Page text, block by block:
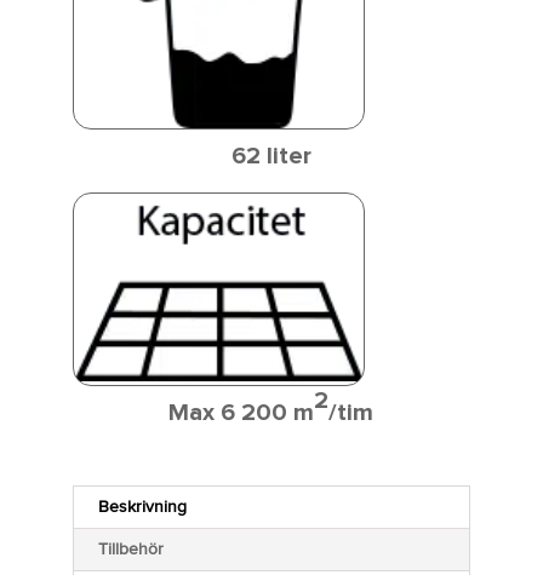
62 liter
Max 6 200 m2/tim
Beskrivning
Tillbehör